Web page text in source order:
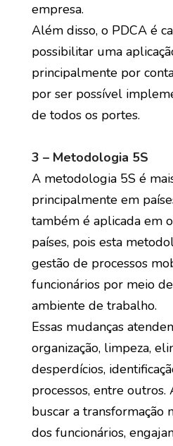
empresa.
Além disso, o PDCA é
possibilitar uma
principalmente por
por ser possível
de todos os portes.
3 – Metodologia 5S
A metodologia 5S é
principalmente em
também é aplicada em
países, pois esta
gestão de processos
funcionários por meio
ambiente de trabalho.
Essas mudanças
organização, limpeza,
desperdícios,
processos, entre
buscar a transformação
dos funcionários,